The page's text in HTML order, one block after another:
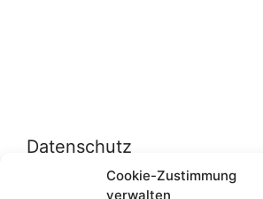
Cookie-Zustimmung
verwalten
Datenschutz